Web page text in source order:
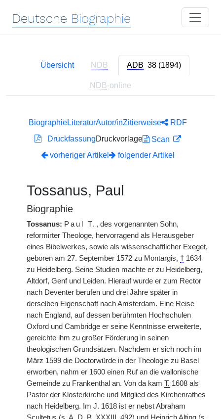
Deutsche Biographie
Übersicht NDB ADB 38 (1894)
NDB-online
BiographieLiteraturAutor/inZitierweise
RDF
DruckfassungDruckvorlage
Scan
vorheriger Artikel
folgender Artikel
Tossanus, Paul
Biographie
Tossanus: Paul T. , des vorgenannten Sohn,
reformirter Theologe, hervorragend als Herausgeber
eines Bibelwerkes, sowie als wissenschaftlicher Exeget,
geboren am 27. September 1572 zu Montargis, † 1634
zu Heidelberg. Seine Studien machte er zu Heidelberg,
Altdorf, Genf und Leiden. Hierauf wurde er zum Rector
nach Deventer berufen und drei Jahre später in
derselben Eigenschaft nach Amsterdam. Eine Reise
nach England, auf dessen berühmten Hochschulen
Oxford und Cambridge er seine Kenntnisse erweiterte,
gereichte ihm zu großer Förderung in seinen
theologischen Grundsätzen. Nachdem er sich noch im
März 1599 die Doctorwürde in der Theologie zu Basel
erworben, nahm er 1600 einen Ruf an die wallonische
Gemeinde zu Frankenthal an. Von da kam T. 1608 als
Pastor der Klosterkirche und Mitglied des Kirchenrathes
nach Heidelberg. Im J. 1618 ist er nebst Abraham